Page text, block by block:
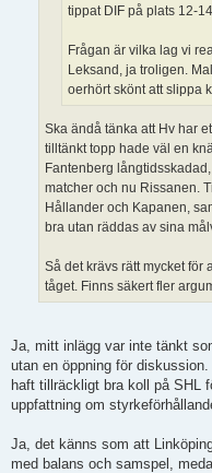
tippat DIF på plats 12-
Frågan är vilka lag vi
Leksand, ja troligen.
oerhört skönt att slippa
Ska ändå tänka att Hv har
tilltänkt topp hade väl en
Fantenberg
matcher och nu Rissanen.
Hållander och Kapanen,
bra utan räddas av sina
Så det krävs rätt mycket för
tåget. Finns säkert fler
Ja, mitt inlägg var inte tänkt
utan en öppning för
haft tillräckligt bra koll på SHL
uppfattning om
Ja, det känns som att
med balans och samspel,